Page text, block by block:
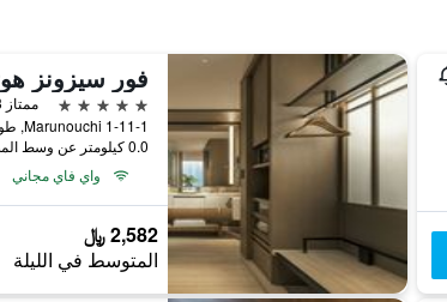
5 نجوم
ممتاز 9.3
1-11-1 Marunouchi, طوكيو, اليابان
0.0 كيلومتر عن وسط المدينة
واي فاي مجاني
2,582 ﷼
المتوسط في الليلة